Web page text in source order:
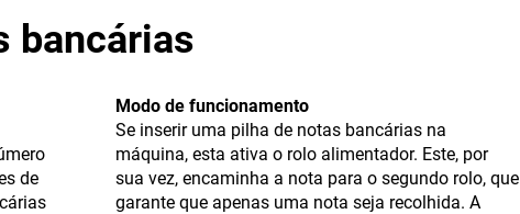
bancárias
de
Modo de funcionamento
Se inserir uma pilha de notas bancárias na
máquina, esta ativa o rolo alimentador. Este, por
sua vez, encaminha a nota para o segundo rolo, que
garante que apenas uma nota seja recolhida. A